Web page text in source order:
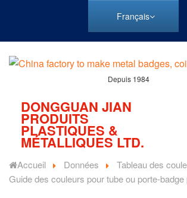
Français
Depuis 1984
DONGGUAN JIAN
PRODUITS
PLASTIQUES &
MÉTALLIQUES LTD.
Accueil Données
Tableau des
Guide des couleurs pour tube ou porte-badge